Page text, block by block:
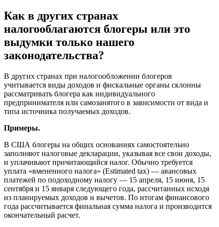
Как в других странах
налогооблагаются блогеры или это
выдумки только нашего
законодательства?
В других странах при налогообложении блогеров
учитывается виды доходов и фискальные органы склонны
рассматривать блогера как индивидуального
предпринимателя или самозанятого в зависимости от вида и
типа источника получаемых доходов.
Примеры.
В США блогеры на общих основаниях самостоятельно
заполняют налоговые декларации, указывая все свои доходы,
и уплачивают причитающийся налог. Обычно требуется
уплата «вмененного налога» (Estimated tax) — авансовых
платежей по подоходному налогу — 15 апреля, 15 июня, 15
сентября и 15 января следующего года, рассчитанных исходя
из планируемых доходов и вычетов. По итогам финансового
года рассчитывается финальная сумма налога и производится
окончательный расчет.